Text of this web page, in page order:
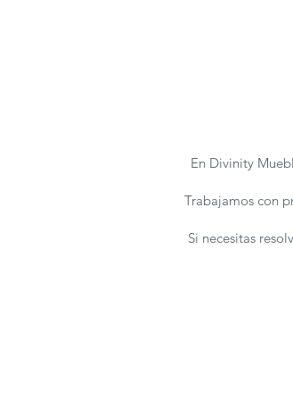
En Divinity
Trabajamos con
Si necesitas